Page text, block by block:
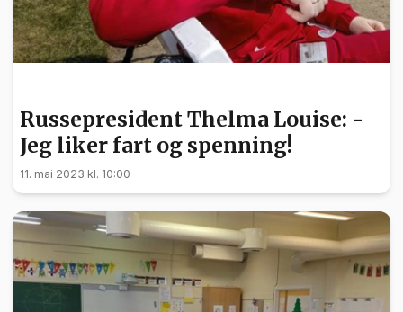
Russepresident Thelma Louise: -
Jeg liker fart og spenning!
11. mai 2023 kl. 10:00